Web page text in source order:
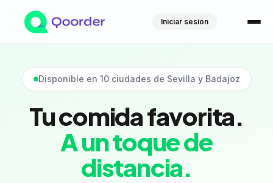
Iniciar sesión
Disponible en 10 ciudades de Sevilla y Badajoz
Tu comida favorita.
A un toque de
distancia.